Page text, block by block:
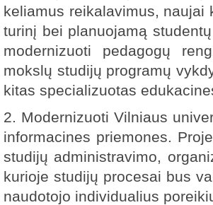
keliamus reikalavimus, naujai
turinį bei planuojamą
modernizuoti pedagogų
mokslų studijų programų
kitas specializuotas
2. Modernizuoti Vilniaus
informacines priemones.
studijų administravimo,
kurioje studijų procesai bus
naudotojo individualius